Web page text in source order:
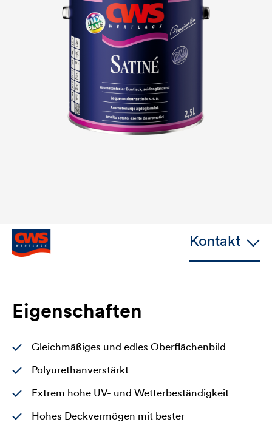
Kontakt
Eigenschaften
Gleichmäßiges und edles Oberflächenbild
Polyurethanverstärkt
Extrem hohe UV- und Wetterbeständigkeit
Hohes Deckvermögen mit bester